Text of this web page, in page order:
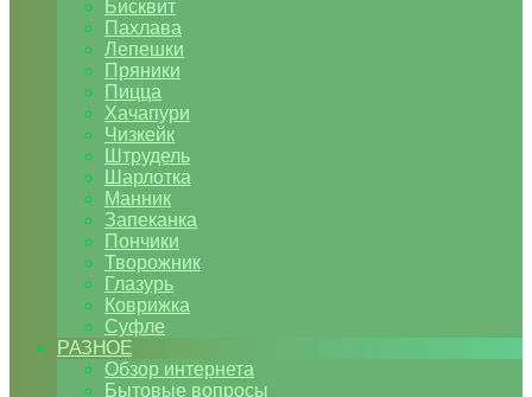
Бисквит
Пахлава
Лепешки
Пряники
Пицца
Хачапури
Чизкейк
Штрудель
Шарлотка
Манник
Запеканка
Пончики
Творожник
Глазурь
Коврижка
Суфле
РАЗНОЕ
Обзор интернета
Бытовые вопросы